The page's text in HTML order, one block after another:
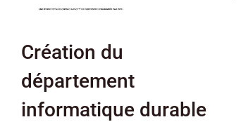
Création du
département
informatique durable